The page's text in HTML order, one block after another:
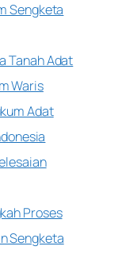
Sengketa
Tanah Adat
Waris
Adat
Proses
Sengketa